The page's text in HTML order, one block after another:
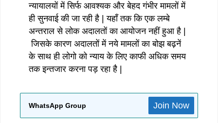
न्यायालयों में सिर्फ आवश्यक और बेहद गंभीर मामलों में
ही सुनवाई की जा रही है | यहाँ तक कि एक लम्बे
अन्तराल से लोक अदालतों का आयोजन नहीं हुआ है |
जिसके कारण अदालतों में नये मामलों का बोझ बढ़नें
के साथ ही लोगो को न्याय के लिए काफी अधिक समय
तक इन्तजार करना पड़ रहा है |
WhatsApp Group Join Now